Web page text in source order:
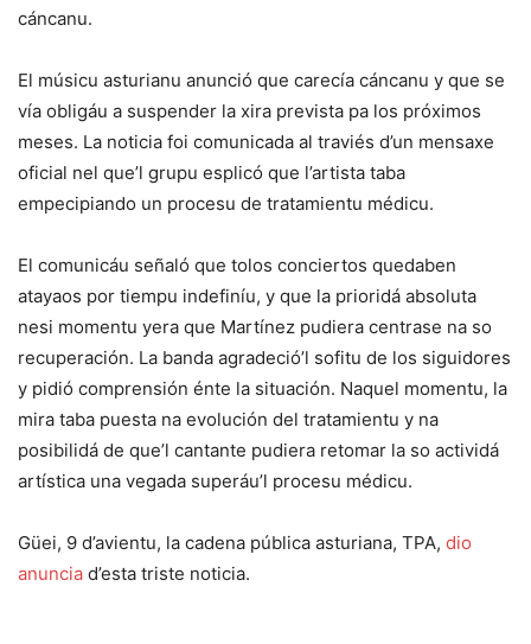
cáncanu.
El músicu asturianu anunció que carecía cáncanu y que se
vía obligáu a suspender la xira prevista pa los próximos
meses. La noticia foi comunicada al traviés d’un mensaxe
oficial nel que’l grupu esplicó que l’artista taba
empecipiando un procesu de tratamientu médicu.
El comunicáu señaló que tolos conciertos quedaben
atayaos por tiempu indefiníu, y que la prioridá absoluta
nesi momentu yera que Martínez pudiera centrase na so
recuperación. La banda agradeció’l sofitu de los siguidores
y pidió comprensión énte la situación. Naquel momentu, la
mira taba puesta na evolución del tratamientu y na
posibilidá de que’l cantante pudiera retomar la so actividá
artística una vegada superáu’l procesu médicu.
Güei, 9 d’avientu, la cadena pública asturiana, TPA, dio
anuncia d’esta triste noticia.